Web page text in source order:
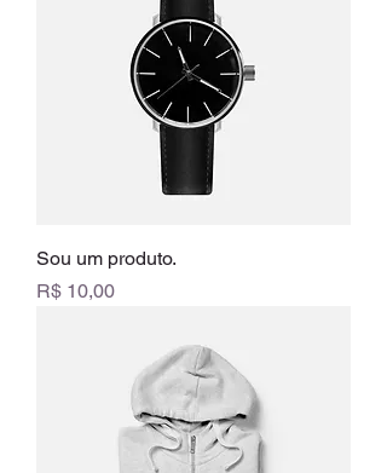
Sou um produto.
Preço
R$ 10,00